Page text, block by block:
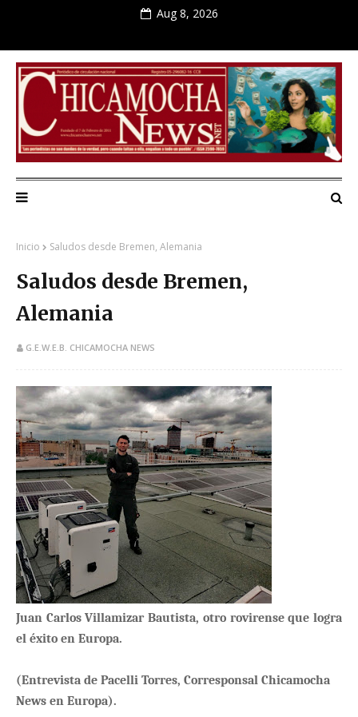
Aug 8, 2026
Inicio Saludos desde Bremen, Alemania
Saludos desde Bremen,
Alemania
G.E.W.E.B. CHICAMOCHA NEWS
Juan Carlos Villamizar Bautista, otro rovirense que logra
el éxito en Europa.
(Entrevista de Pacelli Torres, Corresponsal Chicamocha
News en Europa).